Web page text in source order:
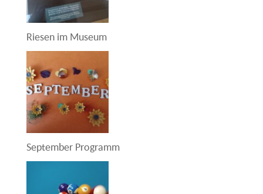
Riesen im Museum
September Programm